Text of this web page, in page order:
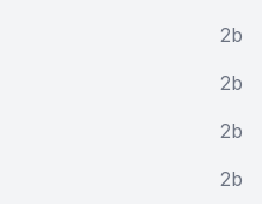
2b
2b
2b
2b